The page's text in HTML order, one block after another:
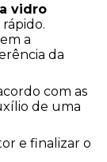
vidro
a
da
com as
de uma
e finalizar o